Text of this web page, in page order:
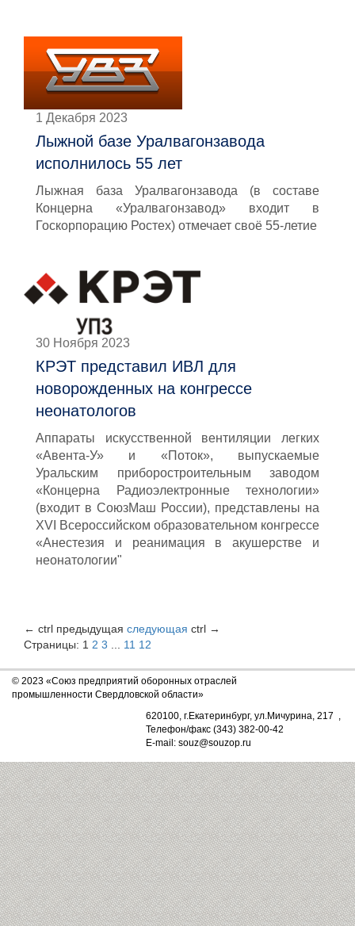
1 Декабря 2023
Лыжной базе Уралвагонзавода
исполнилось 55 лет
Лыжная база Уралвагонзавода (в составе
Концерна «Уралвагонзавод» входит в
Госкорпорацию Ростех) отмечает своё 55-летие
30 Ноября 2023
КРЭТ представил ИВЛ для
новорожденных на конгрессе
неонатологов
Аппараты искусственной вентиляции легких
«Авента-У» и «Поток», выпускаемые
Уральским приборостроительным заводом
«Концерна Радиоэлектронные технологии»
(входит в СоюзМаш России), представлены на
XVI Всероссийском образовательном конгрессе
«Анестезия и реанимация в акушерстве и
неонатологии"
← ctrl предыдущая следующая ctrl →
Страницы: 1 2 3 11 12
© 2023 «Союз предприятий оборонных отраслей
промышленности Свердловской области»
620100, г.Екатеринбург, ул.Мичурина, 217 ,
Телефон/факс (343) 382-00-42
E-mail: souz@souzop.ru